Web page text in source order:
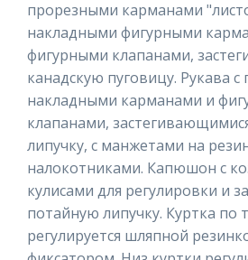
прорезными карманами
накладными фигурными
фигурными клапанами,
канадскую пуговицу. Рукава
накладными карманами и
клапанами,
липучку, с манжетами на
налокотниками. Капюшон с
кулисами для регулировки и
потайную липучку. Куртка по
регулируется шляпной